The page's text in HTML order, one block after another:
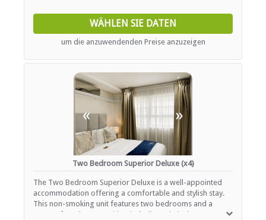
delectable meals. After a day of exploration, unwind in the
cozy lounge area, equipped with a state-of-the-art TV for
your entertainment pleasure. Stay connected with
complimentary Wi-Fi access, while relishing the comfort of
air conditioning throughout your stay. Explore the diverse
photographs to aid in your selection process. Embrace
peace of mind with complimentary secure parking
facilities available on-site, ensuring a hassle-free stay from
start to finish.
WÄHLEN SIE DATEN
um die anzuwendenden Preise anzuzeigen
« »
Two Bedroom Superior Deluxe (x4)
The Two Bedroom Superior Deluxe is a well-appointed
accommodation offering a comfortable and stylish stay.
This non-smoking unit features two bedrooms and a
range of modern amenities, including Wi-Fi, air